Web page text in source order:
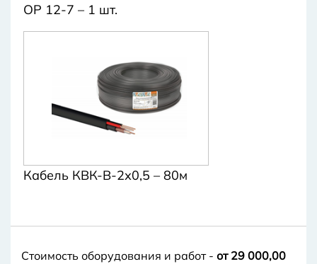
OP 12-7 – 1 шт.
Кабель КВК-В-2х0,5 – 80м
Стоимость оборудования и работ - от 29 000,00